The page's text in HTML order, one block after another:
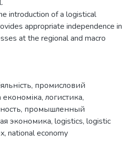
introduction of a logistical
appropriate independence in
at the regional and macro
, промисловий
економіка, логистика,
, промышленный
экономика, logistics, logistic
, national economy